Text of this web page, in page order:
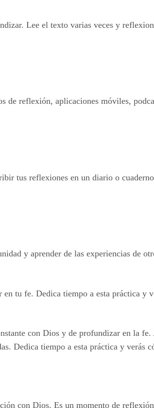
Lee el texto varias veces y
de reflexión, aplicaciones móviles,
tus reflexiones en un diario o
y aprender de las experiencias de
tu fe. Dedica tiempo a esta práctica y
con Dios y de profundizar en la
Dedica tiempo a esta práctica y
con Dios. Es un momento de